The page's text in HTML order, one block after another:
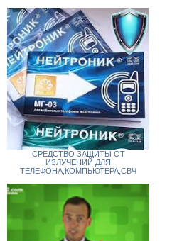
СРЕДСТВО ЗАЩИТЫ ОТ
ИЗЛУЧЕНИЙ ДЛЯ
ТЕЛЕФОНА,КОМПЬЮТЕРА,СВЧ